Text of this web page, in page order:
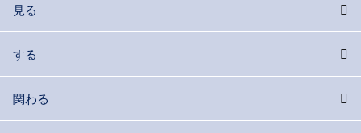
見る
する
関わる